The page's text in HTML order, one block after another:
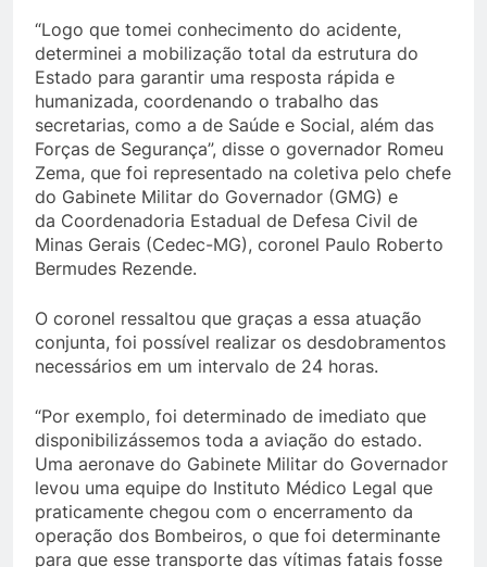
“Logo que tomei conhecimento do acidente,
determinei a mobilização total da estrutura do
Estado para garantir uma resposta rápida e
humanizada, coordenando o trabalho das
secretarias, como a de Saúde e Social, além das
Forças de Segurança”, disse o governador Romeu
Zema, que foi representado na coletiva pelo chefe
do Gabinete Militar do Governador (GMG) e
da Coordenadoria Estadual de Defesa Civil de
Minas Gerais (Cedec-MG), coronel Paulo Roberto
Bermudes Rezende.
O coronel ressaltou que graças a essa atuação
conjunta, foi possível realizar os desdobramentos
necessários em um intervalo de 24 horas.
“Por exemplo, foi determinado de imediato que
disponibilizássemos toda a aviação do estado.
Uma aeronave do Gabinete Militar do Governador
levou uma equipe do Instituto Médico Legal que
praticamente chegou com o encerramento da
operação dos Bombeiros, o que foi determinante
para que esse transporte das vítimas fatais fosse